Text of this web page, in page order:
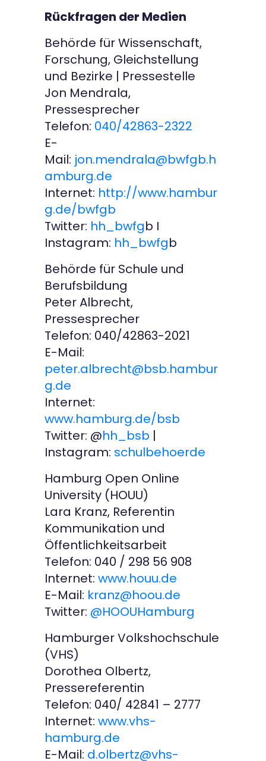
Rückfragen der Medien
Behörde für Wissenschaft,
Forschung, Gleichstellung
und Bezirke | Pressestelle
Jon Mendrala,
Pressesprecher
Telefon: 040/42863-2322
E-
Mail: jon.mendrala@bwfgb.h
amburg.de
Internet: http://www.hambur
g.de/bwfgb
Twitter: hh_bwfgb I
Instagram: hh_bwfgb
Behörde für Schule und
Berufsbildung
Peter Albrecht,
Pressesprecher
Telefon: 040/42863-2021
E-Mail:
peter.albrecht@bsb.hambur
g.de
Internet:
www.hamburg.de/bsb
Twitter: @hh_bsb |
Instagram: schulbehoerde
Hamburg Open Online
University (HOUU)
Lara Kranz, Referentin
Kommunikation und
Öffentlichkeitsarbeit
Telefon: 040 / 298 56 908
Internet: www.houu.de
E-Mail: kranz@hoou.de
Twitter: @HOOUHamburg
Hamburger Volkshochschule
(VHS)
Dorothea Olbertz,
Pressereferentin
Telefon: 040/ 42841 – 2777
Internet: www.vhs-
hamburg.de
E-Mail: d.olbertz@vhs-